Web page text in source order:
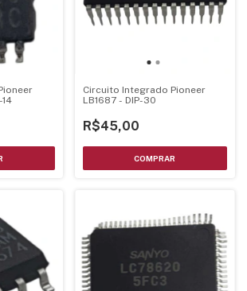
Circuito Integrado Pioneer
LB1687 - DIP-30
R$45,00